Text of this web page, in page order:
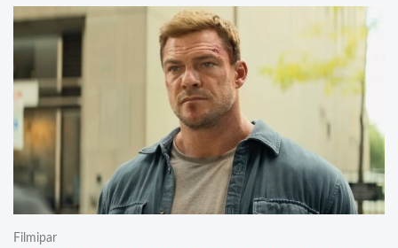
Filmipar